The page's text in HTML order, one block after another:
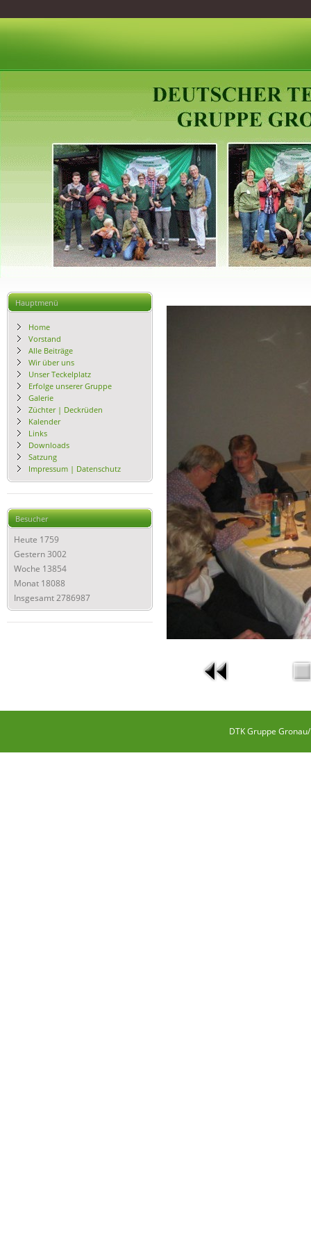
Hauptmenü
Home
Vorstand
Alle Beiträge
Wir über uns
Unser Teckelplatz
Erfolge unserer Gruppe
Galerie
Züchter | Deckrüden
Kalender
Links
Downloads
Satzung
Impressum | Datenschutz
Besucher
Heute 1759
Gestern3002
Woche 13854
Monat 18088
Insgesamt2786987
DTK Gruppe